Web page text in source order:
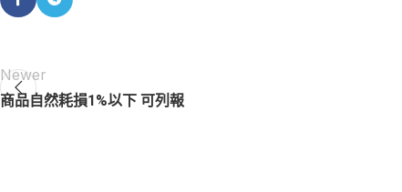
Newer
商品自然耗損1%以下 可列報